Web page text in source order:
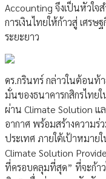
Accounting จึงเป็นหัวใ
การเงินไทยให้ก้าวสู่ เศร
ระยะยาว
ดร.กรินทร์ กล่าวในต้อนท้
มั่นของธนาคารกสิกรไทย
ผ่าน Climate Solution
อากาศ พร้อมสร้างความร่
ประเทศ ภายใต้เป้าหมาย
Climate Solution
ที่ครอบคลุมที่สุด” ที่จะก้า